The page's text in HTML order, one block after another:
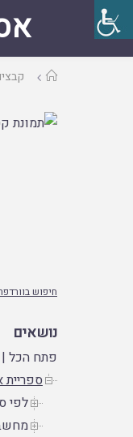
עמוד
חיפוש
נושאים
פתח הכל
ספריית
לפי